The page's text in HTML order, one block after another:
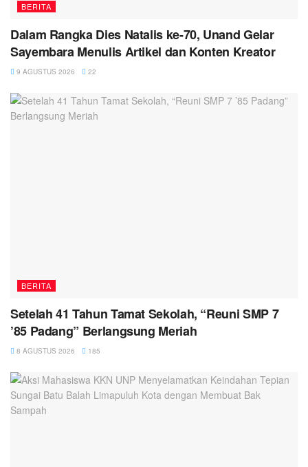
BERITA
Dalam Rangka Dies Natalis ke-70, Unand Gelar
Sayembara Menulis Artikel dan Konten Kreator
9 AGUSTUS 2026 22
BERITA
Setelah 41 Tahun Tamat Sekolah, “Reuni SMP 7
’85 Padang” Berlangsung Meriah
8 AGUSTUS 2026 185